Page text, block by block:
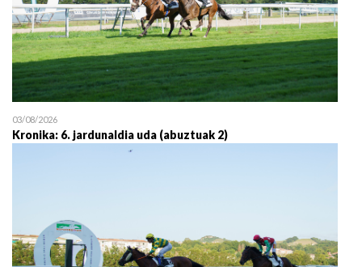
03/08/2026
Kronika: 6. jardunaldia uda (abuztuak 2)